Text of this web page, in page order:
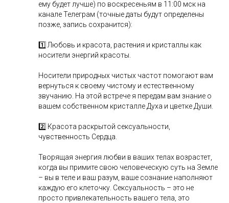
ему будет лучше) по воскресеньям в 11:00 мск на
канале Телеграм (точные даты будут определены
позже, запись сохранится):
1️⃣ Любовь и красота, растения и кристаллы как
носители энергий красоты.
Носители природных чистых частот помогают вам
вернуться к своему чистому и естественному
звучанию. На этой встрече я передам вам знание о
вашем собственном кристалле Духа и цветке Души.
2️⃣ Красота раскрытой сексуальности,
чувственность Сердца.
Творящая энергия любви в ваших телах возрастет,
когда вы примите свою человеческую суть на Земле
– вы в теле и ваш разум, ваше сознание наполняют
каждую его клеточку. Сексуальность – это не
просто привлекательность вашего тела, это